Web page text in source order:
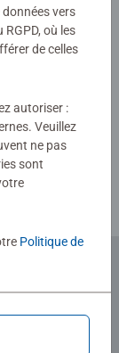
vers
où les
de celles
autoriser :
Veuillez
ne pas
sont
Politique de